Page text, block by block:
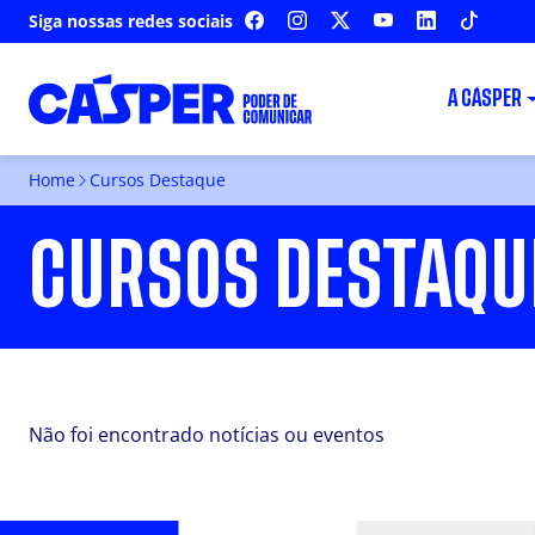
Siga nossas redes sociais FACEBOOKINSTAGRAM YOUTUBELINKEDIN
A CÁSPER
Home Cursos Destaque
CURSOS
Não foi encontrado notícias ou eventos